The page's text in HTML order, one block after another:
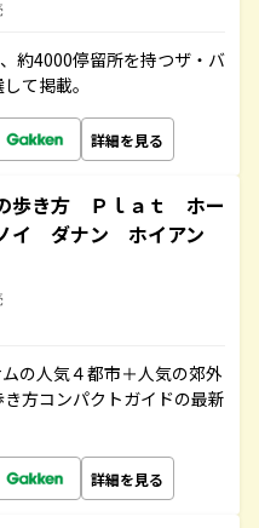
約4000停留所を持つザ・バ
て掲載。
詳細を見る
歩き方 Ｐｌａｔ ホー
イ ダナン ホイアン
の人気４都市＋人気の郊外
方コンパクトガイドの最新
詳細を見る